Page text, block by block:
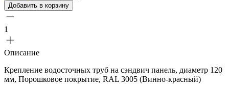
Добавить в корзину
1
Описание
Крепление водосточных труб на сэндвич панель, диаметр 120
мм, Порошковое покрытие, RAL 3005 (Винно-красный)